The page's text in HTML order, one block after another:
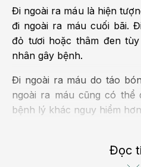
Đi ngoài ra máu là hiện
đi ngoài ra máu cuối bãi.
đỏ tươi hoặc thâm đen
nhân gây bệnh.
Đi ngoài ra máu do táo
ngoài ra máu cũng có thể
bệnh lý khác nguy hiểm
Đọc